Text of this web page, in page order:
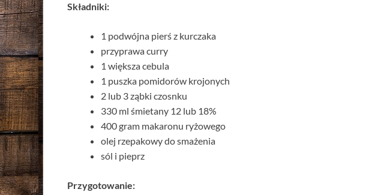
Składniki:
1 podwójna pierś z kurczaka
przyprawa curry
1 większa cebula
1 puszka pomidorów krojonych
2 lub 3 ząbki czosnku
330 ml śmietany 12 lub 18%
400 gram makaronu ryżowego
olej rzepakowy do smażenia
sól i pieprz
Przygotowanie: